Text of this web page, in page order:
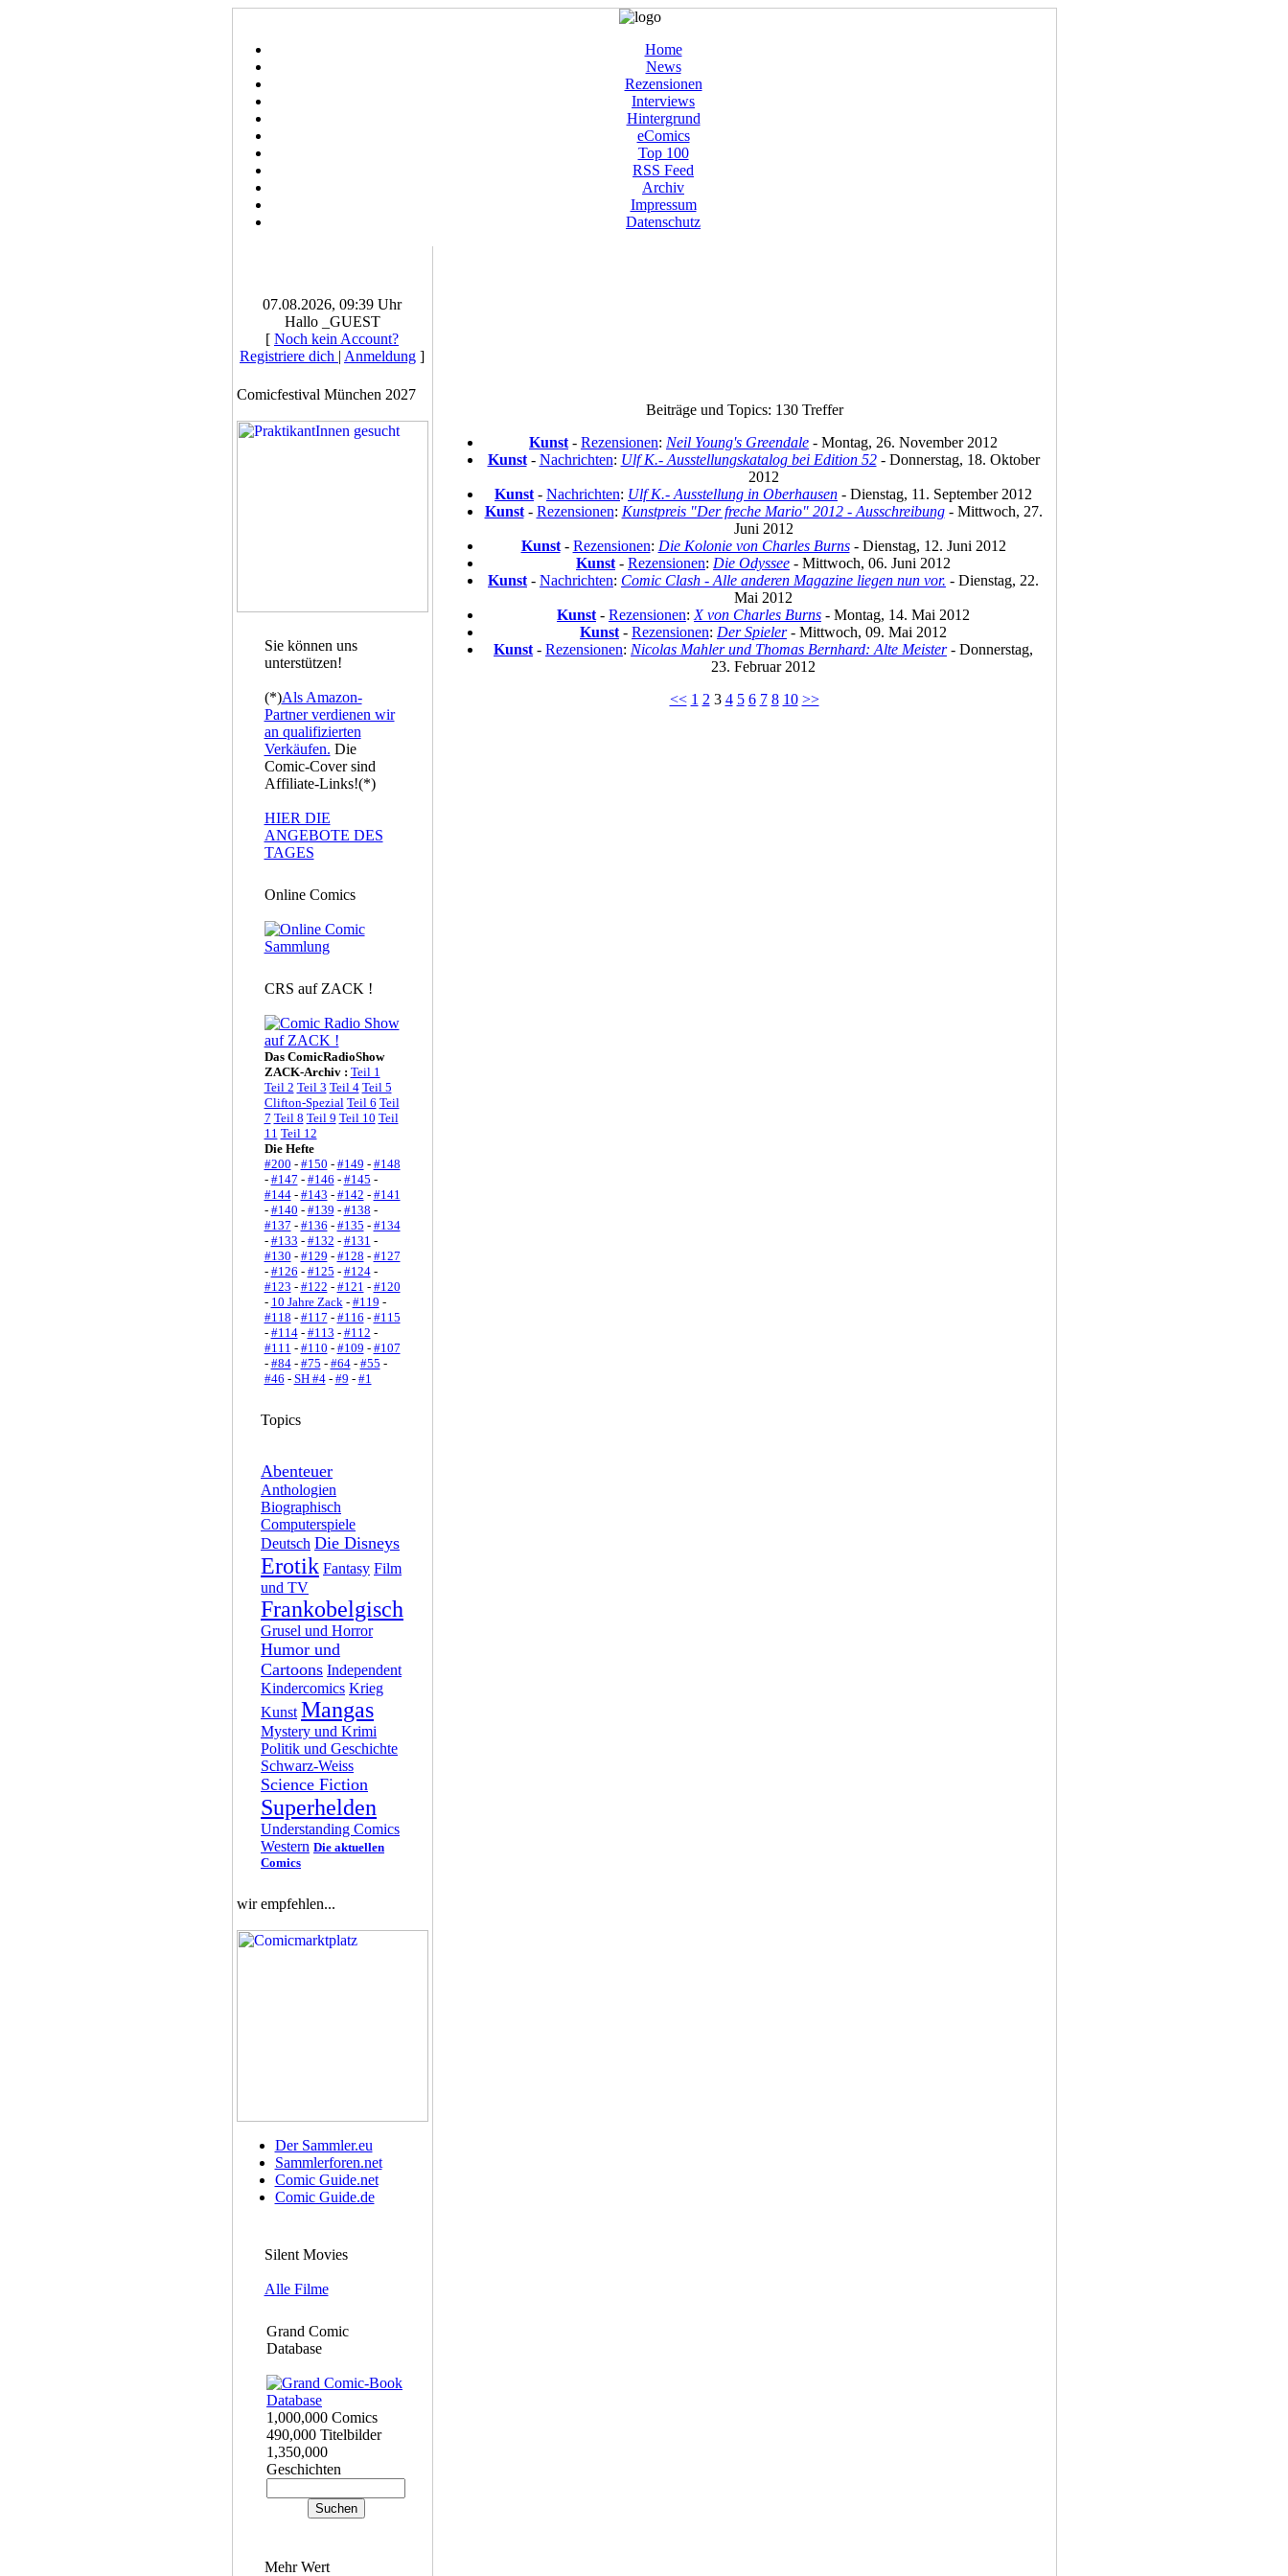
Home
News
Rezensionen
Interviews
Hintergrund
eComics
Top 100
RSS Feed
Archiv
Impressum
Datenschutz
07.08.2026, 09:39 Uhr
Hallo _GUEST
[ Noch kein Account?
Registriere dich | Anmeldung ]
Comicfestival München 2027
Sie können uns
unterstützen!
(*)Als Amazon-
Partner verdienen wir
an qualifizierten
Verkäufen. Die
Comic-Cover sind
Affiliate-Links!(*)
HIER DIE
ANGEBOTE DES
TAGES
Online Comics
CRS auf ZACK !
Das ComicRadioShow
ZACK-Archiv : Teil 1
Teil 2 Teil 3 Teil 4 Teil 5
Clifton-Spezial Teil 6 Teil
7 Teil 8 Teil 9 Teil 10 Teil
11 Teil 12
Die Hefte
#200 - #150 - #149 - #148
- #147 - #146 - #145 -
#144- #143 - #142 - #141
- #140 - #139 - #138 -
#137 - #136 - #135 - #134
- #133 - #132 - #131 -
#130 - #129 - #128 - #127
- #126 - #125 - #124-
#123 - #122 - #121 - #120
- 10 Jahre Zack- #119 -
#118 - #117 - #116 - #115
- #114- #113 - #112 -
#111 - #110 - #109 - #107
- #84- #75 - #64- #55 -
#46 - SH #4- #9 - #1
Topics
Abenteuer
Anthologien
Biographisch
Computerspiele
Deutsch Die Disneys
Erotik Fantasy Film
und TV
Frankobelgisch
Grusel und Horror
Humor und
Cartoons Independent
Kindercomics Krieg
Kunst Mangas
Mystery und Krimi
Politik und Geschichte
Schwarz-Weiss
Science Fiction
Superhelden
Understanding Comics
Western Die aktuellen
Comics
wir empfehlen...
Der Sammler.eu
Sammlerforen.net
Comic Guide.net
Comic Guide.de
Silent Movies
Alle Filme
Grand Comic
Database
1,000,000 Comics
490,000 Titelbilder
1,350,000
Geschichten
Mehr Wert
Beiträge und Topics: 130 Treffer
Kunst - Rezensionen: Neil Young's Greendale - Montag, 26. November 2012
Kunst- Nachrichten: Ulf K.- Ausstellungskatalog bei Edition 52- Donnerstag, 18. Oktober
2012
Kunst - Nachrichten: Ulf K.- Ausstellung in Oberhausen - Dienstag, 11. September 2012
Kunst- Rezensionen: Kunstpreis "Der freche Mario" 2012 - Ausschreibung- Mittwoch, 27.
Juni 2012
Kunst- Rezensionen: Die Kolonie von Charles Burns- Dienstag, 12. Juni 2012
Kunst - Rezensionen: Die Odyssee - Mittwoch, 06. Juni 2012
Kunst - Nachrichten: Comic Clash - Alle anderen Magazine liegen nun vor. - Dienstag, 22.
Mai 2012
Kunst - Rezensionen: X von Charles Burns - Montag, 14. Mai 2012
Kunst - Rezensionen: Der Spieler- Mittwoch, 09. Mai 2012
Kunst - Rezensionen: Nicolas Mahler und Thomas Bernhard: Alte Meister- Donnerstag,
23. Februar 2012
<< 1 2 3 4 5 6 7 8 10 >>